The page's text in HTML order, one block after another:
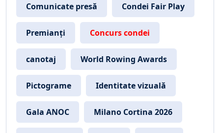
Comunicate presă Condei Fair Play
Premianți Concurs condei
canotaj World Rowing Awards
Pictograme Identitate vizuală
Gala ANOC Milano Cortina 2026